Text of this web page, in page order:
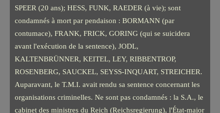
SPEER (20 ans); HESS, FUNK, RAEDER (à vie); sont
condamnés à mort par pendaison : BORMANN (par
contumace), FRANK, FRICK, GORING (qui se suicidera
avant l'exécution de la sentence), JODL,
KALTENBRÜNNER, KEITEL, LEY, RIBBENTROP,
ROSENBERG, SAUCKEL, SEYSS-INQUART, STREICHER.
Auparavant, le T.M.I. avait rendu sa sentence concernant les
organisations criminelles. Ne sont pas condamnés : la S.A., le
cabinet des ministres du Reich (Reichsregierung), l'État-major